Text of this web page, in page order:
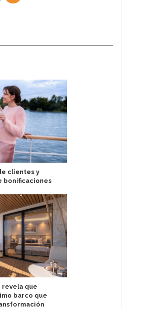
clientes y
bonificaciones
revela que
barco que